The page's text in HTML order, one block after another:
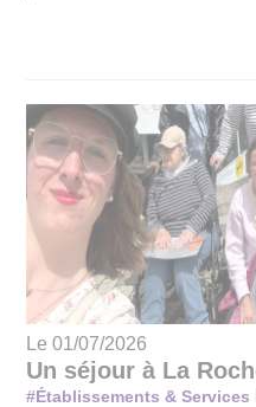
Le 01/07/2026
Un séjour à La
#Établissements & Services